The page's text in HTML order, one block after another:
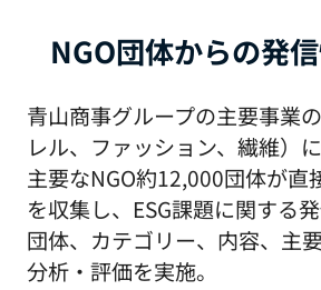
NGO団体からの発
青山商事グループの主要事業
レル、ファッション、繊維）
主要なNGO約12,000団体が直
を収集し、ESG課題に関する
団体、カテゴリー、内容、主
分析・評価を実施。